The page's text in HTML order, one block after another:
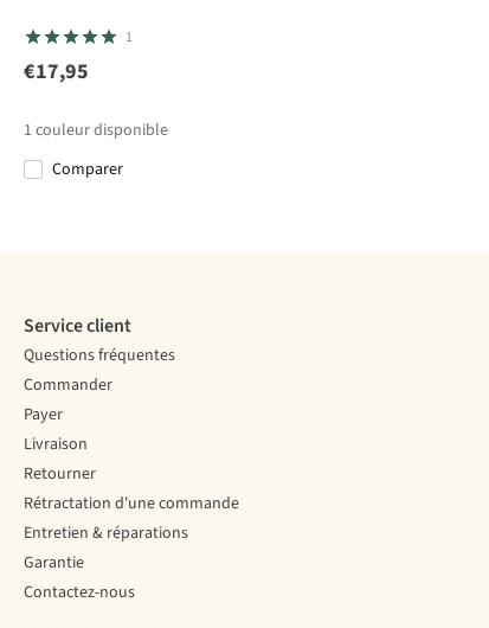
Chapeau
Travel
Chapeau
Borneo Hat
FaceChapeau
Horizon
Brimmer
Chapeau
Crookstone
1
€17,95
1 couleur disponible
Comparer
Service client
Questions fréquentes
Commander
Payer
Livraison
Retourner
Rétractation d'une commande
Entretien & réparations
Garantie
Contactez-nous